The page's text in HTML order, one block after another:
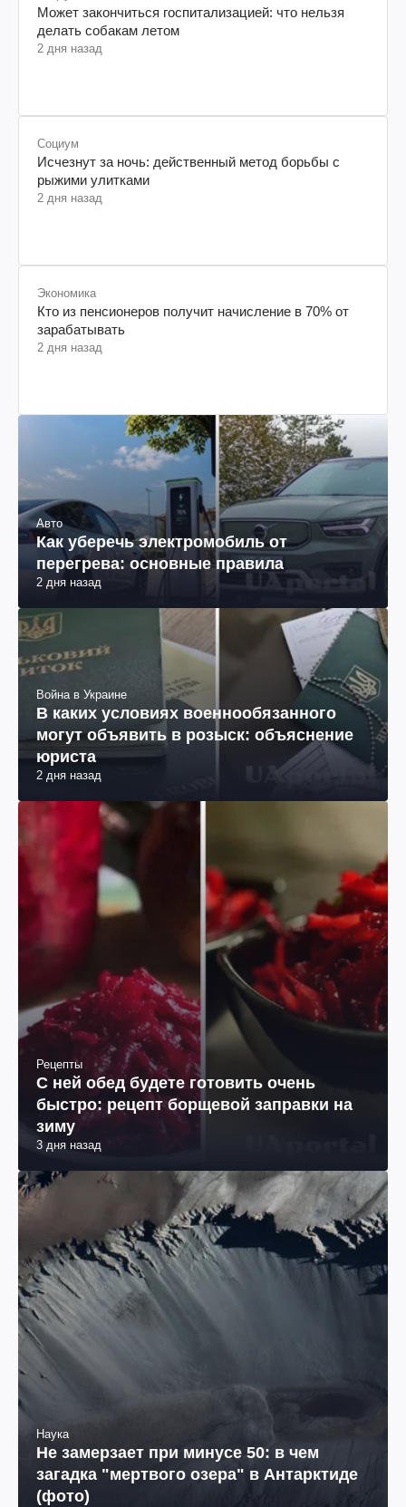
Может закончиться госпитализацией: что нельзя
делать собакам летом
2 дня назад
Социум
Исчезнут за ночь: действенный метод борьбы с
рыжими улитками
2 дня назад
Экономика
Кто из пенсионеров получит начисление в 70% от
зарабатывать
2 дня назад
Авто
Как уберечь электромобиль от
перегрева: основные правила
2 дня назад
Война в Украине
В каких условиях военнообязанного
могут объявить в розыск: объяснение
юриста
2 дня назад
Рецепты
С ней обед будете готовить очень
быстро: рецепт борщевой заправки на
зиму
3 дня назад
Наука
Не замерзает при минусе 50: в чем
загадка "мертвого озера" в Антарктиде
(фото)